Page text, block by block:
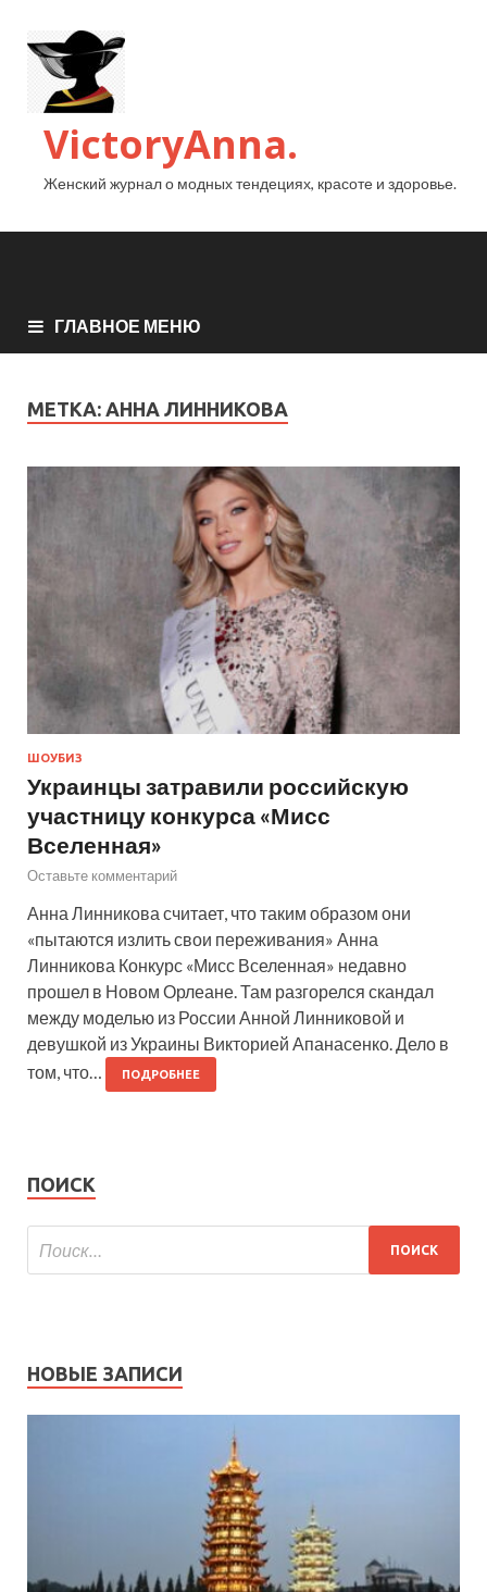
VictoryAnna.
Женский журнал о модных тендециях, красоте и здоровье.
ГЛАВНОЕ МЕНЮ
МЕТКА: АННА ЛИННИКОВА
ШОУБИЗ
Украинцы затравили российскую
участницу конкурса «Мисс
Вселенная»
Оставьте комментарий
Анна Линникова считает, что таким образом они
«пытаются излить свои переживания» Анна
Линникова Конкурс «Мисс Вселенная» недавно
прошел в Новом Орлеане. Там разгорелся скандал
между моделью из России Анной Линниковой и
девушкой из Украины Викторией Апанасенко. Дело в
том, что…
ПОДРОБНЕЕ
ПОИСК
НОВЫЕ ЗАПИСИ